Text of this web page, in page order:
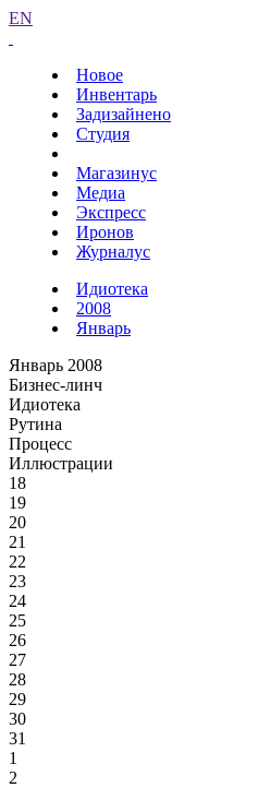
EN
Новое
Инвентарь
Задизайнено
Студия
Магазинус
Медиа
Экспресс
Иронов
Журналус
Идиотека
2008
Январь
Январь 2008
Бизнес-линч
Идиотека
Рутина
Процесс
Иллюстрации
18
19
20
21
22
23
24
25
26
27
28
29
30
31
1
2